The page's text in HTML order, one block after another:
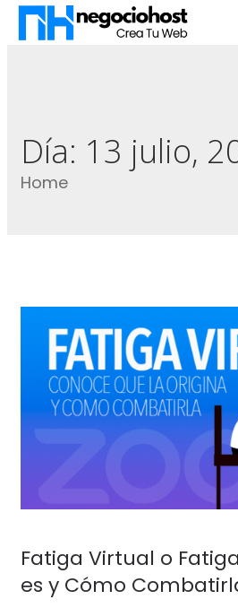
Día: 13 julio,
Home
Fatiga Virtual o
es y Cómo